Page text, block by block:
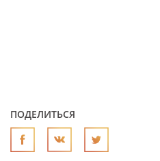
ПОДЕЛИТЬСЯ